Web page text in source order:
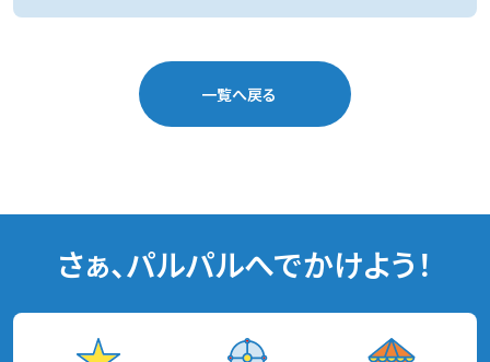
一覧へ戻る
さぁ、パルパルへでかけよう！